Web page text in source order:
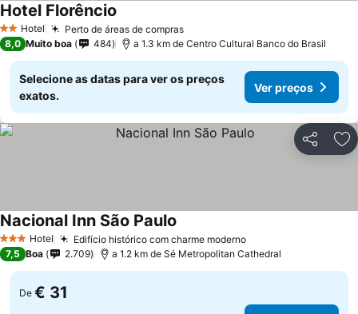
2 Estrelas
Hotel Perto de áreas de compras
Hotel Florêncio
8,0 Muito boa 484 a 1.3 km de Centro Cultural Banco do Brasil
Selecione as datas para ver os preços
exatos.
Ver preços
Partilhar
3 EstrelasHotel Edifício histórico com charme moderno
Nacional Inn São Paulo
7,5 Boa 2.709 a 1.2 km de Sé Metropolitan Cathedral
De € 31